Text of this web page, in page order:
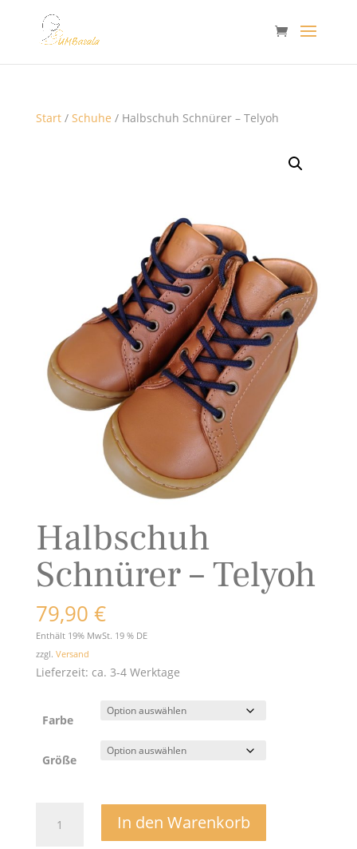
Start/ Schuhe / Halbschuh Schnürer – Telyoh
Halbschuh
Schnürer – Telyoh
79,90 €
Enthält 19% MwSt. 19 % DE
zzgl. Versand
Lieferzeit: ca. 3-4 Werktage
Farbe
Größe
Schnürer
In den Warenkorb